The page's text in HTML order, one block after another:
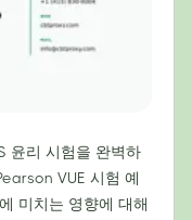
윤리 시험을 완벽하
VUE 시험 예
미치는 영향에 대해